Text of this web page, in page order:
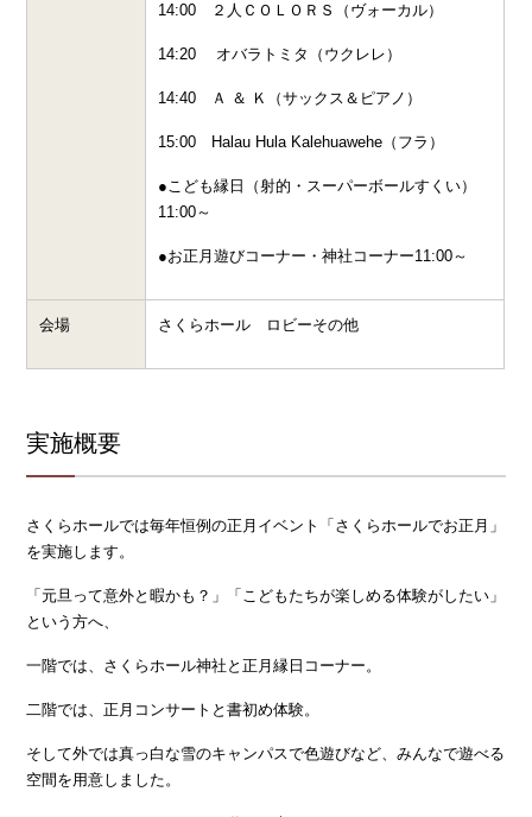
14:00 ２人ＣＯＬＯＲＳ（ヴォーカル）
14:20 オバラトミタ（ウクレレ）
14:40 Ａ ＆ Ｋ（サックス＆ピアノ）
15:00 Halau Hula Kalehuawehe（フラ）
●こども縁日（射的・スーパーボールすくい）
11:00～
●お正月遊びコーナー・神社コーナー11:00～
会場 さくらホール ロビーその他
実施概要
さくらホールでは毎年恒例の正月イベント「さくらホールでお正月」
を実施します。
「元旦って意外と暇かも？」「こどもたちが楽しめる体験がしたい」
という方へ、
一階では、さくらホール神社と正月縁日コーナー。
二階では、正月コンサートと書初め体験。
そして外では真っ白な雪のキャンパスで色遊びなど、みんなで遊べる
空間を用意しました。